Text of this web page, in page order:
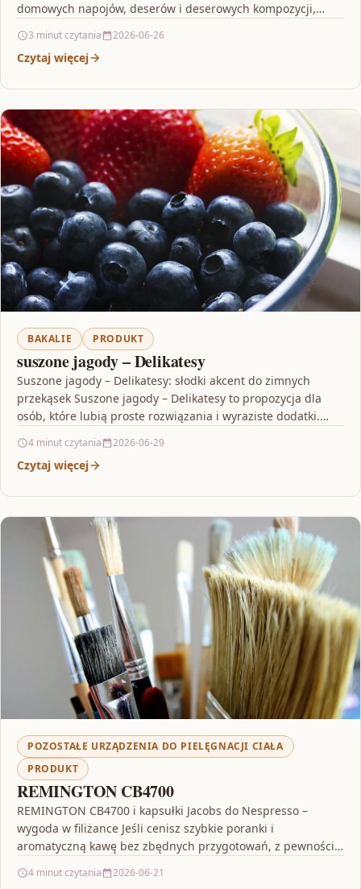
domowych napojów, deserów i deserowych kompozycji,
3 minut czytania 2026-06-26
Czytaj więcej
BAKALIE PRODUKT
suszone jagody – Delikatesy
Suszone jagody – Delikatesy: słodki akcent do zimnych
przekąsek Suszone jagody – Delikatesy to propozycja dla
osób, które lubią proste rozwiązania i wyraziste dodatki.…
4 minut czytania 2026-06-29
Czytaj więcej
POZOSTAŁE URZĄDZENIA DO PIELĘGNACJI CIAŁA
PRODUKT
REMINGTON CB4700
REMINGTON CB4700 i kapsułki Jacobs do Nespresso –
wygoda w filiżance Jeśli cenisz szybkie poranki i
aromatyczną kawę bez zbędnych przygotowań, z pewnością
4 minut czytania 2026-06-21